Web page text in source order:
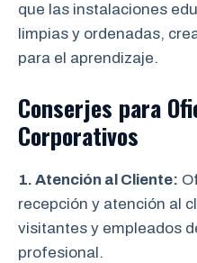
que las instalaciones
limpias y ordenadas,
para el aprendizaje.
Conserjes para
Corporativos
1. Atención al Cliente:
recepción y atención al
visitantes y empleados
profesional.